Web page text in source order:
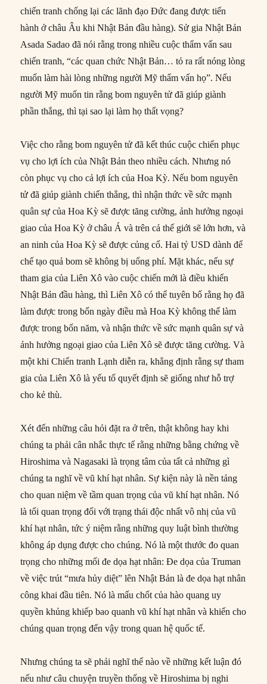
chiến tranh chống lại các lãnh đạo Đức đang được tiến
hành ở châu Âu khi Nhật Bản đầu hàng). Sử gia Nhật Bản
Asada Sadao đã nói rằng trong nhiều cuộc thẩm vấn sau
chiến tranh, “các quan chức Nhật Bản… tỏ ra rất nóng lòng
muốn làm hài lòng những người Mỹ thẩm vấn họ”. Nếu
người Mỹ muốn tin rằng bom nguyên tử đã giúp giành
phần thắng, thì tại sao lại làm họ thất vọng?
Việc cho rằng bom nguyên tử đã kết thúc cuộc chiến phục
vụ cho lợi ích của Nhật Bản theo nhiều cách. Nhưng nó
còn phục vụ cho cả lợi ích của Hoa Kỳ. Nếu bom nguyên
tử đã giúp giành chiến thắng, thì nhận thức về sức mạnh
quân sự của Hoa Kỳ sẽ được tăng cường, ảnh hưởng ngoại
giao của Hoa Kỳ ở châu Á và trên cả thế giới sẽ lớn hơn, và
an ninh của Hoa Kỳ sẽ được củng cố. Hai tỷ USD dành để
chế tạo quả bom sẽ không bị uổng phí. Mặt khác, nếu sự
tham gia của Liên Xô vào cuộc chiến mới là điều khiến
Nhật Bản đầu hàng, thì Liên Xô có thể tuyên bố rằng họ đã
làm được trong bốn ngày điều mà Hoa Kỳ không thể làm
được trong bốn năm, và nhận thức về sức mạnh quân sự và
ảnh hưởng ngoại giao của Liên Xô sẽ được tăng cường. Và
một khi Chiến tranh Lạnh diễn ra, khẳng định rằng sự tham
gia của Liên Xô là yếu tố quyết định sẽ giống như hỗ trợ
cho kẻ thù.
Xét đến những câu hỏi đặt ra ở trên, thật không hay khi
chúng ta phải cân nhắc thực tế rằng những bằng chứng về
Hiroshima và Nagasaki là trọng tâm của tất cả những gì
chúng ta nghĩ về vũ khí hạt nhân. Sự kiện này là nền tảng
cho quan niệm về tầm quan trọng của vũ khí hạt nhân. Nó
là tối quan trọng đối với trạng thái độc nhất vô nhị của vũ
khí hạt nhân, tức ý niệm rằng những quy luật bình thường
không áp dụng được cho chúng. Nó là một thước đo quan
trọng cho những mối đe dọa hạt nhân: Đe dọa của Truman
về việc trút “mưa hủy diệt” lên Nhật Bản là đe dọa hạt nhân
công khai đầu tiên. Nó là mấu chốt của hào quang uy
quyền khủng khiếp bao quanh vũ khí hạt nhân và khiến cho
chúng quan trọng đến vậy trong quan hệ quốc tế.
Nhưng chúng ta sẽ phải nghĩ thế nào về những kết luận đó
nếu như câu chuyện truyền thống về Hiroshima bị nghi